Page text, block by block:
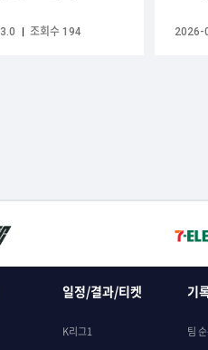
조회수 194 2026-
일정/결과/티켓
K리그1
기
팀